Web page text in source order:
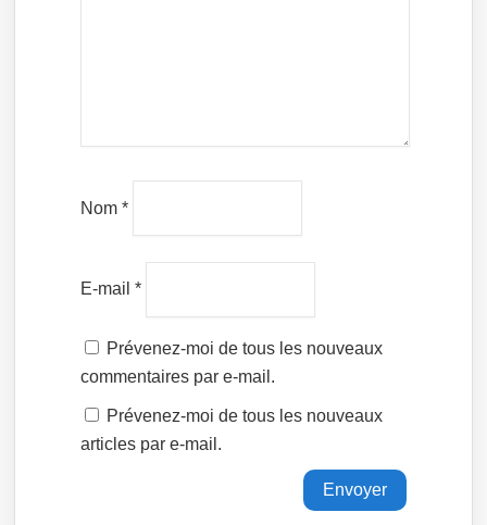
Nom*
E-mail*
Prévenez-moi de tous les nouveaux
commentaires par e-mail.
Prévenez-moi de tous les nouveaux
articles par e-mail.